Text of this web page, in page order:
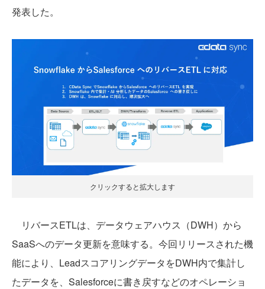
発表した。
クリックすると拡大します
リバースETLは、データウェアハウス（DWH）から
SaaSへのデータ更新を意味する。今回リリースされた機
能により、LeadスコアリングデータをDWH内で集計し
たデータを、Salesforceに書き戻すなどのオペレーショ